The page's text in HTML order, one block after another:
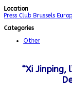
Location
Press Club Brussels
Categories
Other
“Xi Jinping,